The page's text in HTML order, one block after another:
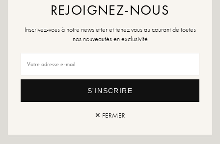
Hoogte van het dienblad: 2,5 cm
Schoenteen: rond
Maatadvies: Dit model valt normaal. Zit je tussen twee maten in, kies dan de
grotere maat.
een speciaal product of een multimateriaalspray die in alle gevallen geschikt
REJOIGNEZ-NOUS
Inscrivez-vous à notre newsletter et tenez vous au courant de toutes
nos nouveautés en exclusivité
S'INSCRIRE
✕ FERMER